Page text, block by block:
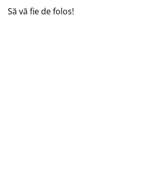
Să vă fie de folos!